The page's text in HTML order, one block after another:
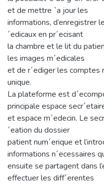
et de mettre `a jour les
informations, d’enregistrer
´edicaux en pr´ecisant
la chambre et le lit du
les images m´edicales
et de r´ediger les comptes
unique.
La plateforme est
principale espace
et espace m´edecin. Le
´eation du dossier
patient num´erique et
informations n´ecessaires
ensuite se partagent dans
effectuer les diff´erentes